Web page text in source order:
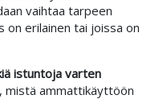
vaihtaa tarpeen
on erilainen tai joissa on
istuntoja varten
mistä ammattikäyttöön